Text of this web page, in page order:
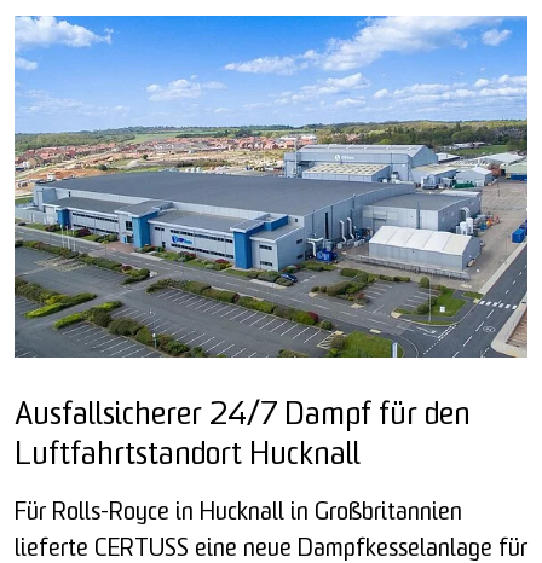
Ausfallsicherer 24/7 Dampf für den
Luftfahrtstandort Hucknall
Für Rolls-Royce in Hucknall in Großbritannien
lieferte CERTUSS eine neue Dampfkesselanlage für